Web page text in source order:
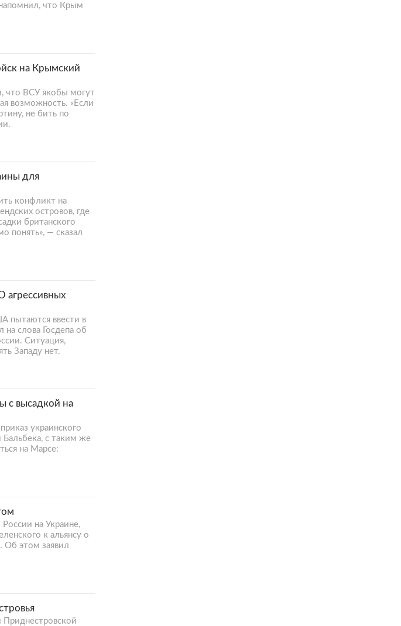
что Крым
на Крымский
что ВСУ якобы могут
возможность. «Если
не бить по
для
конфликт на
островов, где
британского
понять», — сказал
агрессивных
пытаются ввести в
слова Госдепа об
Ситуация,
Западу нет.
с высадкой на
украинского
с таким же
на Марсе:
на Украине,
к альянсу о
Об этом заявил
Приднестровской